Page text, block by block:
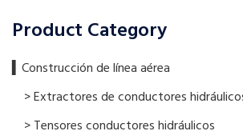
Product Category
▍​Construcción de línea aérea
> Extractores de conductores
> Tensores conductores hidráulicos